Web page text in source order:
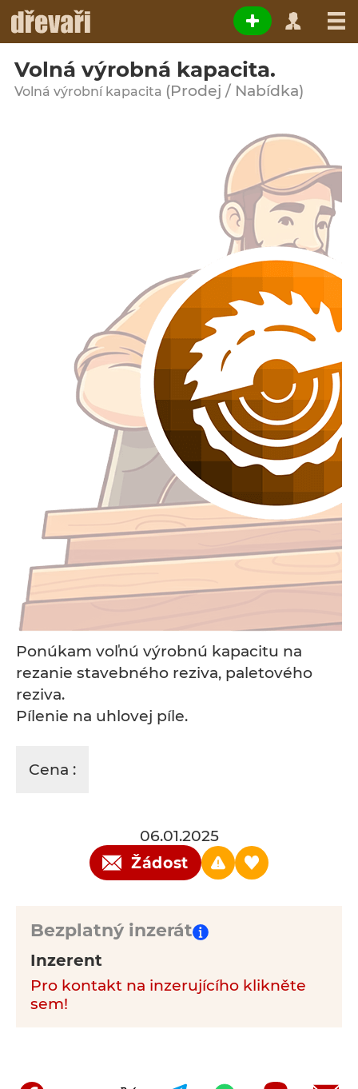
Volná výrobná kapacita.
Volná výrobní kapacita (Prodej / Nabídka)
Ponúkam voľnú výrobnú kapacitu na
rezanie stavebného reziva, paletového
reziva.
Pílenie na uhlovej píle.
Cena :
06.01.2025
Žádost
Bezplatný inzerát
Inzerent
Pro kontakt na inzerujícího klikněte
sem!